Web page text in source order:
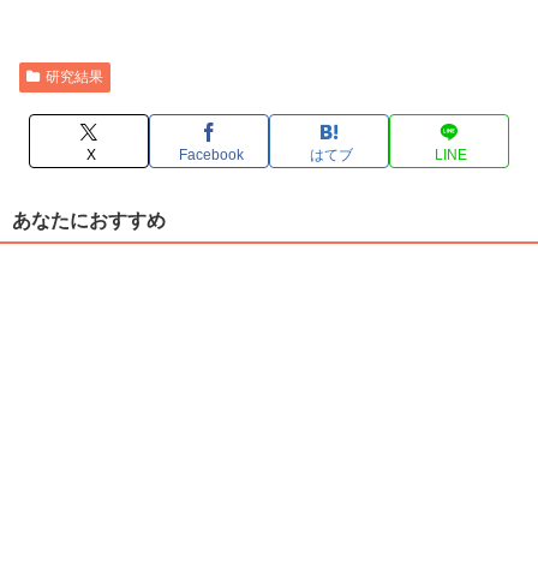
研究結果
X Facebook はてブ LINE
あなたにおすすめ